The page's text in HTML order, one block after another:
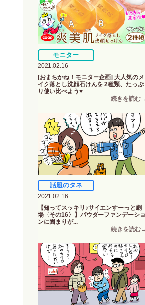
モニター
2021.02.16
[おまちかね！モニター企画] 大人気のメ
イク落とし洗顔石けんを 2種類、たっぷ
り使い比べよう♥
話題のタネ
2021.02.16
【知ってスッキリ♪サイエンすーっと劇
場〈その16〉】パウダーファンデーショ
ンに固まりが...